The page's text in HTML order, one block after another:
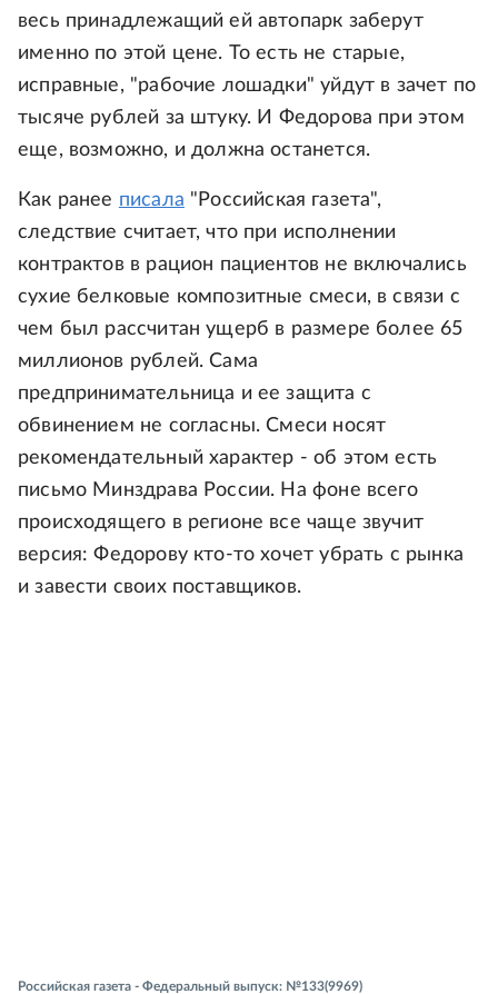
весь принадлежащий ей автопарк заберут
именно по этой цене. То есть не старые,
исправные, "рабочие лошадки" уйдут в зачет по
тысяче рублей за штуку. И Федорова при этом
еще, возможно, и должна останется.
Как ранее писала "Российская газета",
следствие считает, что при исполнении
контрактов в рацион пациентов не включались
сухие белковые композитные смеси, в связи с
чем был рассчитан ущерб в размере более 65
миллионов рублей. Сама
предпринимательница и ее защита с
обвинением не согласны. Смеси носят
рекомендательный характер - об этом есть
письмо Минздрава России. На фоне всего
происходящего в регионе все чаще звучит
версия: Федорову кто-то хочет убрать с рынка
и завести своих поставщиков.
Российская газета - Федеральный выпуск: №133(9969)